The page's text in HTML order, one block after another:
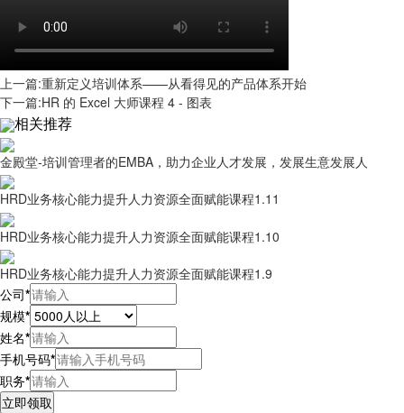
上一篇:重新定义培训体系——从看得见的产品体系开始
下一篇:HR 的 Excel 大师课程 4 - 图表
相关推荐
金殿堂-培训管理者的EMBA，助力企业人才发展，发展生意发展人
HRD业务核心能力提升人力资源全面赋能课程1.11
HRD业务核心能力提升人力资源全面赋能课程1.10
HRD业务核心能力提升人力资源全面赋能课程1.9
公司*
规模*
姓名*
手机号码*
职务*